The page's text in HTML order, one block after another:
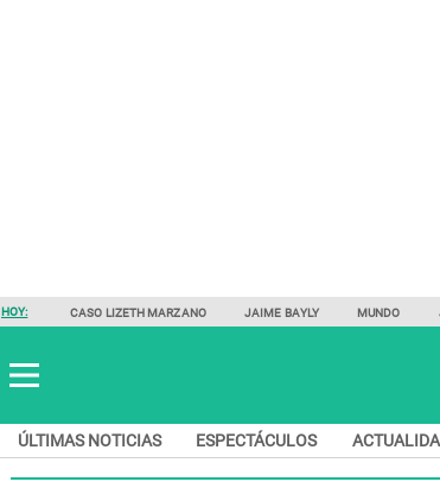
HOY: CASO LIZETH MARZANO JAIME BAYLY MUNDO
ÚLTIMAS NOTICIAS ESPECTÁCULOS